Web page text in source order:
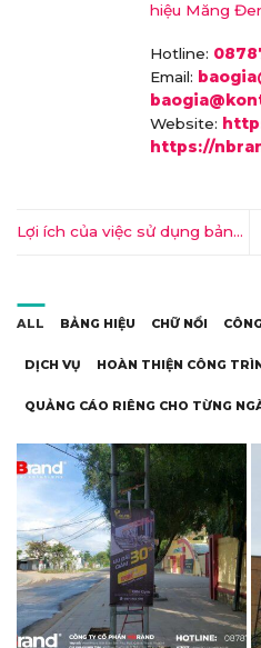
hiệu Măng
Hotline:
Email:
Website:
https://
Lợi ích của việc sử dụng bảng
ALL BẢNG HIỆU CHỮ NỔI
DỊCH VỤ HOÀN THIỆN CÔNG
QUẢNG CÁO RIÊNG CHO TỪNG